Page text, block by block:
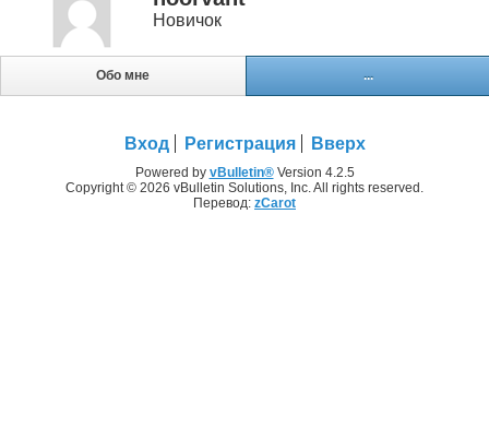
Новичок
Обо мне ...
Вход Регистрация Вверх
Powered by vBulletin®Version 4.2.5
Copyright © 2026 vBulletin Solutions, Inc. All rights reserved.
Перевод: zCarot